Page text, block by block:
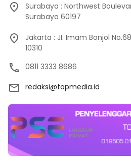
Surabaya : Northwest
Surabaya 60197
Jakarta : JI. Imam Bonjol
10310
0811 3333 8686
redaksi@topmedia.id